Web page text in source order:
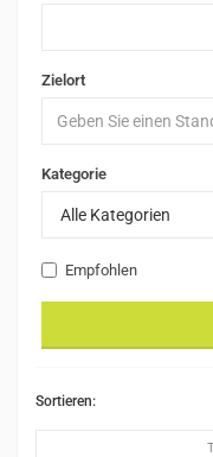
Zielort
Kategorie
Alle Kategorien
Empfohlen
Sortieren: